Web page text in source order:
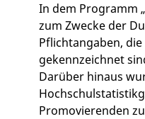
In dem Programm
zum Zwecke der
Pflichtangaben,
gekennzeichnet
Darüber hinaus
Promovierenden